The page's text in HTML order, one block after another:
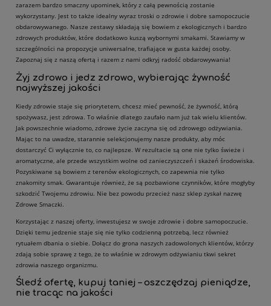
zarazem bardzo smaczny upominek, który z całą pewnością zostanie
wykorzystany. Jest to także idealny wyraz troski o zdrowie i dobre samopoczucie
obdarowywanego. Nasze zestawy składają się bowiem z ekologicznych i bardzo
zdrowych produktów, które dodatkowo kuszą wybornymi smakami. Stawiamy w
szczególności na propozycje uniwersalne, trafiające w gusta każdej osoby.
Zapoznaj się z naszą ofertą i razem z nami odkryj radość obdarowywania!
Żyj zdrowo i jedz zdrowo, wybierając żywność
najwyższej jakości
Kiedy zdrowie staje się priorytetem, chcesz mieć pewność, że żywność, którą
spożywasz, jest zdrowa. To właśnie dlatego zaufało nam już tak wielu klientów.
Jak powszechnie wiadomo, zdrowe życie zaczyna się od zdrowego odżywiania.
Mając to na uwadze, starannie selekcjonujemy nasze produkty, aby móc
dostarczyć Ci wyłącznie to, co najlepsze. W rezultacie są one nie tylko świeże i
aromatyczne, ale przede wszystkim wolne od zanieczyszczeń i skażeń środowiska.
Pozyskiwane są bowiem z terenów ekologicznych, co zapewnia nie tylko
znakomity smak. Gwarantuje również, że są pozbawione czynników, które mogłyby
szkodzić Twojemu zdrowiu. Nie bez powodu przecież nasz sklep zyskał nazwę
Zdrowe Smaczki.
Korzystając z naszej oferty, inwestujesz w swoje zdrowie i dobre samopoczucie.
Dzięki temu jedzenie staje się nie tylko codzienną potrzebą, lecz również
rytuałem dbania o siebie. Dołącz do grona naszych zadowolonych klientów, którzy
zdają sobie sprawę z tego, że to właśnie w zdrowym odżywianiu tkwi sekret
zdrowia naszego organizmu.
Śledź ofertę, kupuj taniej – oszczędzaj pieniądze,
nie tracąc na jakości